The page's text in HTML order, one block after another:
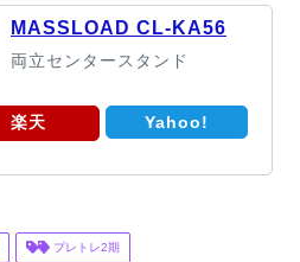
MASSLOAD CL-KA56
両立センタースタンド
楽天 Yahoo!
プレトレ2期